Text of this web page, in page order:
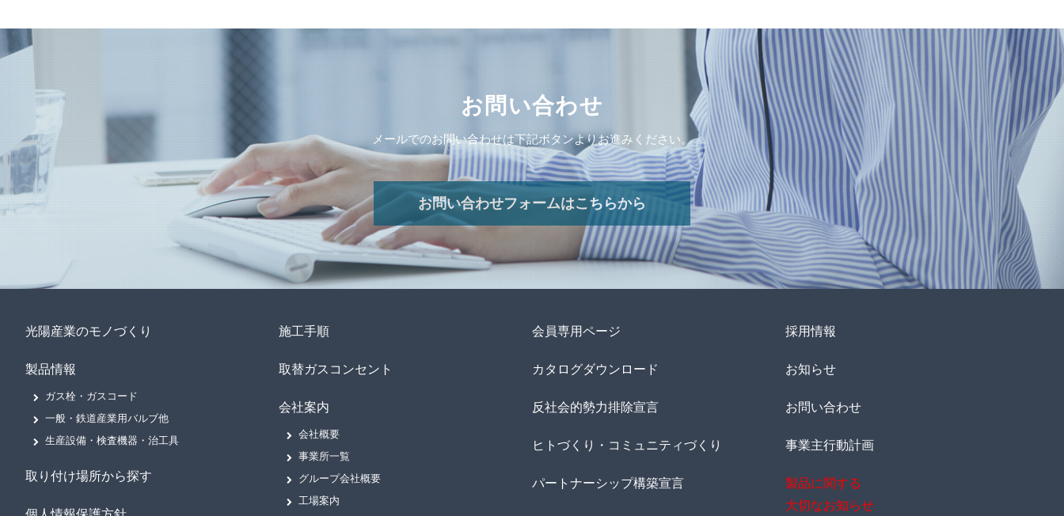
お問い合わせ
メールでのお問い合わせは下記ボタンよりお進みください。
お問い合わせフォームはこちらから
光陽産業のモノづくり
製品情報
ガス栓・ガスコード
一般・鉄道産業用バルブ他
生産設備・検査機器・治工具
取り付け場所から探す
施工手順
取替ガスコンセント
会社案内
会社概要
事業所一覧
グループ会社概要
工場案内
会員専用ページ
カタログダウンロード
反社会的勢力排除宣言
ヒトづくり・コミュニティづくり
パートナーシップ構築宣言
採用情報
お知らせ
お問い合わせ
事業主行動計画
製品に関する
大切なお知らせ